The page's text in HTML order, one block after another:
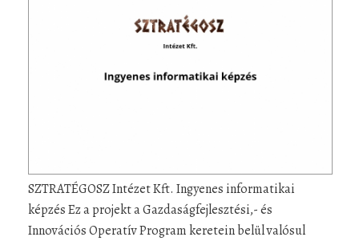
SZTRATÉGOSZ Intézet Kft. Ingyenes informatikai
képzés Ez a projekt a Gazdaságfejlesztési,- és
Innovációs Operatív Program keretein belül valósul